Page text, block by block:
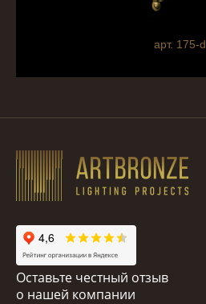
арт. 175-d
Оставьте честный отзыв
о нашей компании